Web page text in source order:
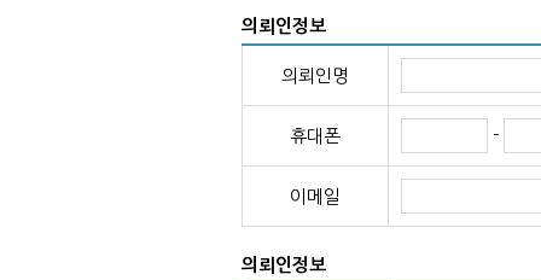
의뢰인정보
의뢰인명
휴대폰 -
이메일
의뢰인정보